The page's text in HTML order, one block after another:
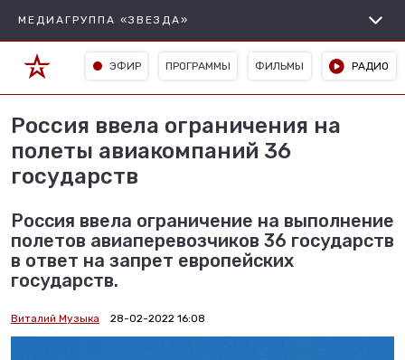
МЕДИАГРУППА «ЗВЕЗДА»
ЭФИР ПРОГРАММЫ ФИЛЬМЫ РАДИО
Россия ввела ограничения на
полеты авиакомпаний 36
государств
Россия ввела ограничение на выполнение
полетов авиаперевозчиков 36 государств
в ответ на запрет европейских
государств.
Виталий Музыка 28-02-2022 16:08